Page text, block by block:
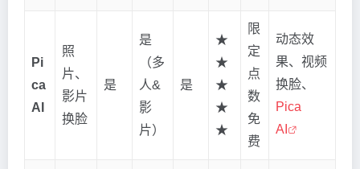
Pi
ca
AI
照
片、
影片
换脸
是
是
（多
人&
影
片）
是
★
★
★
★
★
限
定
点
数
免
费
动态效
果、视频
换脸、
Pica
AI